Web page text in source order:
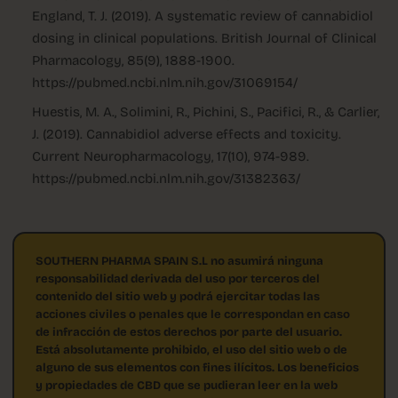
England, T. J. (2019). A systematic review of cannabidiol
dosing in clinical populations. British Journal of Clinical
Pharmacology, 85(9), 1888-1900.
https://pubmed.ncbi.nlm.nih.gov/31069154/
Huestis, M. A., Solimini, R., Pichini, S., Pacifici, R., & Carlier,
J. (2019). Cannabidiol adverse effects and toxicity.
Current Neuropharmacology, 17(10), 974-989.
https://pubmed.ncbi.nlm.nih.gov/31382363/
SOUTHERN PHARMA SPAIN S.L no asumirá ninguna
responsabilidad derivada del uso por terceros del
contenido del sitio web y podrá ejercitar todas las
acciones civiles o penales que le correspondan en caso
de infracción de estos derechos por parte del usuario.
Está absolutamente prohibido, el uso del sitio web o de
alguno de sus elementos con fines ilícitos. Los beneficios
y propiedades de CBD que se pudieran leer en la web